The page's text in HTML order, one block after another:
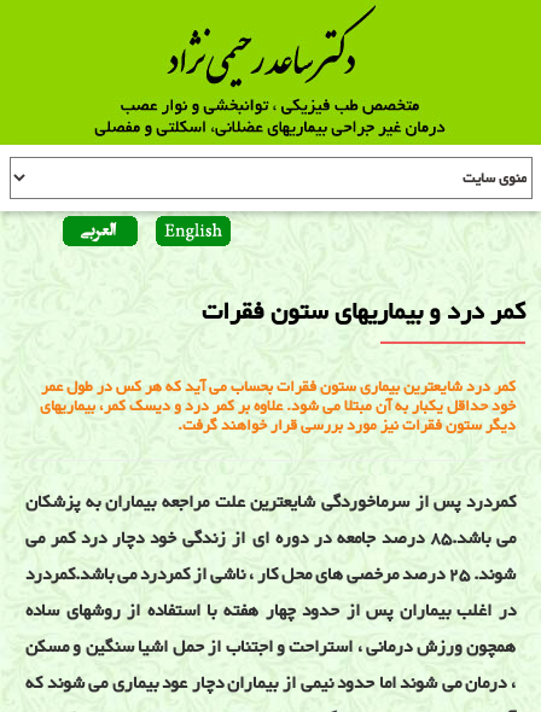
کمر درد و بیماریهای ستون فقرات
کمر درد شایعترین بیماری ستون فقرات بحساب می آید که هر کس در طول عمر
خود حداقل یکبار به آن مبتلا می شود. علاوه بر کمر درد و دیسک کمر، بیماریهای
دیگر ستون فقرات نیز مورد بررسی قرار خواهند گرفت.
کمردرد پس از سرماخوردگی شایعترین علت مراجعه بیماران به پزشکان
می باشد.85 درصد جامعه در دوره ای از زندگی خود دچار درد کمر می
شوند. 25 درصد مرخصی های محل کار ، ناشی از کمردرد می باشد.کمردرد
در اغلب بیماران پس از حدود چهار هفته با استفاده از روشهای ساده
همچون ورزش درمانی ، استراحت و اجتناب از حمل اشیا سنگین و مسکن
، درمان می شوند اما حدود نیمی از بیماران دچار عود بیماری می شوند که